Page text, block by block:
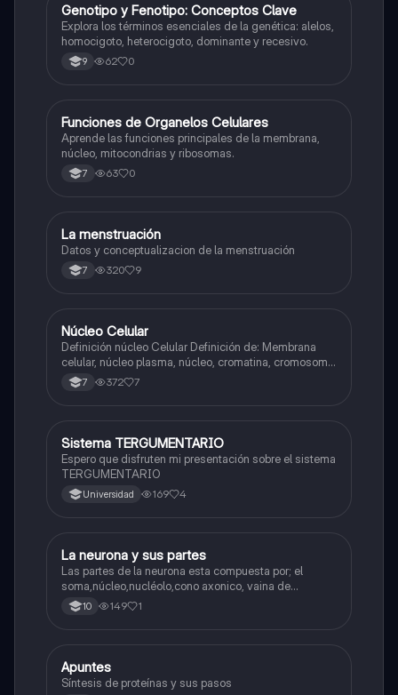
GBiologia
Genotipo y Fenotipo: Conceptos Clave
Explora los términos esenciales de la genética: alelos,
homocigoto, heterocigoto, dominante y recesivo.
9 62 0
FBiologia
Funciones de Organelos Celulares
Aprende las funciones principales de la membrana,
núcleo, mitocondrias y ribosomas.
7 63 0
Biologia
La menstruación
Datos y conceptualizacion de la menstruación
7 320 9
Biologia
Núcleo Celular
Definición núcleo Celular Definición de: Membrana
celular, núcleo plasma, núcleo, cromatina, cromosoma
Interfase Fases de la interfase
7 372 7
Biologia
Sistema TERGUMENTARIO
Espero que disfruten mi presentación sobre el sistema
TERGUMENTARIO
Universidad 169 4
Biologia
La neurona y sus partes
Las partes de la neurona esta compuesta por; el
soma,núcleo,nucléolo,cono axonico, vaina de
mielina,celula schwan,núcleo de schwann,nódulo de
Ranvier,terminal axonico Arborizacion terminal, botón
10 149 1
Biologia
Apuntes
Síntesis de proteínas y sus pasos